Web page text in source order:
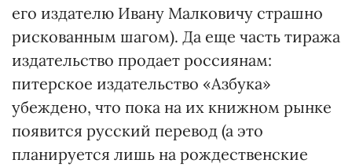
его издателю Ивану Малковичу страшно
рискованным шагом). Да еще часть тиража
издательство продает россиянам:
питерское издательство «Азбука»
убеждено, что пока на их книжном рынке
появится русский перевод (а это
планируется лишь на рождественские